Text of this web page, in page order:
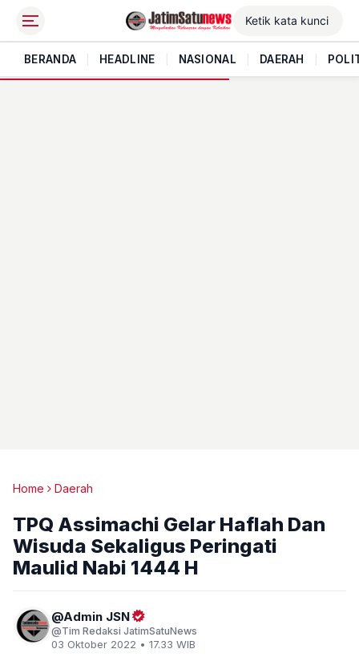
BERANDA HEADLINE NASIONAL DAERAH
Home Daerah
TPQ Assimachi Gelar Haflah Dan
Wisuda Sekaligus Peringati
Maulid Nabi 1444 H
Admin JSN
Tim Redaksi JatimSatuNews
03 Oktober 2022 • 17.33 WIB